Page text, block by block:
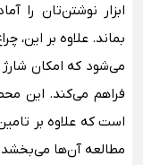
ابزار نوشتن‌تان را
می‌شود که امکان
فراهم می‌کند. این
است که علاوه بر
مطالعه آن‌ها